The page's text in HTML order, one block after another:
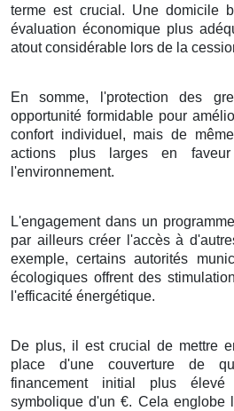
terme est crucial . Une domicile
évaluation économiqueplus
atout considérable lors de la
Ensomme, l'protection des
opportunité formidablepour
confort individuel , mais de même
actions plus larges en
l'environnement.
L'engagementdans un programme
par ailleurs créer l'accès à
exemple, certainsautorités
écologiques offrent des
l'efficacité énergétique.
De plus, il estcrucial de mettre
place d'une couverture de
financementinitial plus élevé
symbolique d'un€. Cela englobe